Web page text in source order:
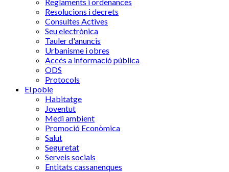
Resolucions i decrets
Consultes Actives
Seu electrònica
Tauler d'anuncis
Urbanisme i obres
Accés a informació pública
ODS
Protocols
El poble
Habitatge
Joventut
Medi ambient
Promoció Econòmica
Salut
Seguretat
Serveis socials
Entitats cassanenques